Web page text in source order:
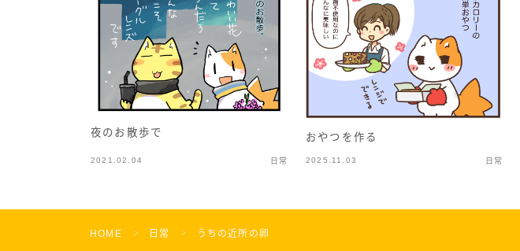
夜のお散歩で
2021.02.04 日常
おやつを作る
2025.11.03 日常
HOME ＞ 日常 ＞ うちの近所の卵